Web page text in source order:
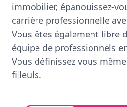
immobilier, épanouissez-
carrière professionnelle
Vous êtes également libre
équipe de professionnels
Vous définissez vous
filleuls.